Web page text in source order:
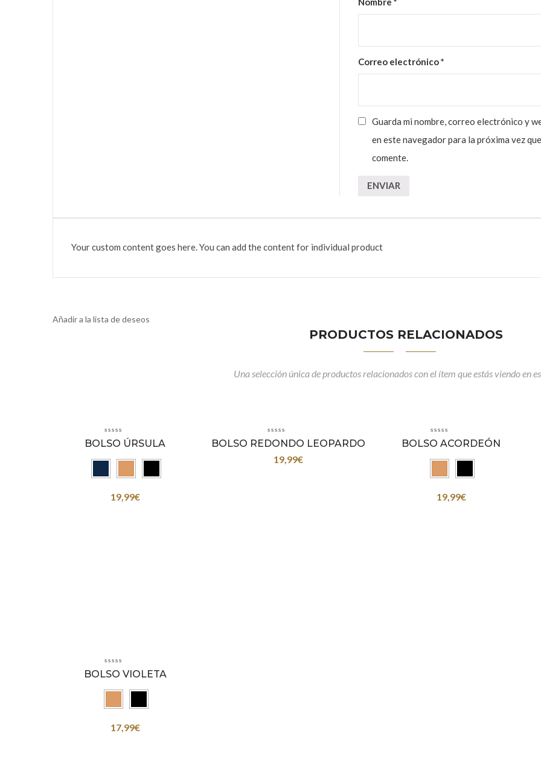
Correo electrónico*
Guarda mi nombre, correo electrónico y
en este navegador para la próxima vez
comente.
Your custom content goes here. You can add the content for individual product
Añadir a la lista de deseos
PRODUCTOS RELACIONADOS
Una selección única de productos relacionados con el ítem que estás viendo en
BOLSO ÚRSULA
19,99€
BOLSO REDONDO LEOPARDO
19,99€
BOLSO ACORDEÓN
19,99€
BOLSO VIOLETA
17,99€